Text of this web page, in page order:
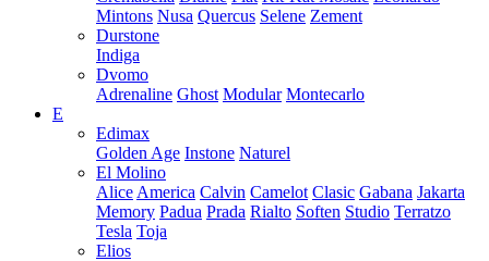
Mintons Nusa Quercus Selene Zement
Durstone
Indiga
Dvomo
Adrenaline Ghost Modular Montecarlo
E
Edimax
Golden Age Instone Naturel
El Molino
Alice America Calvin Camelot Clasic Gabana Jakarta
Memory Padua Prada Rialto Soften Studio Terratzo
Tesla Toja
Elios